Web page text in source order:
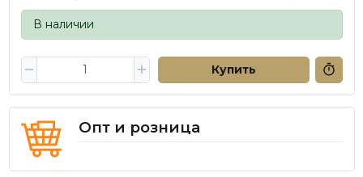
В наличии
Купить
Опт и розница